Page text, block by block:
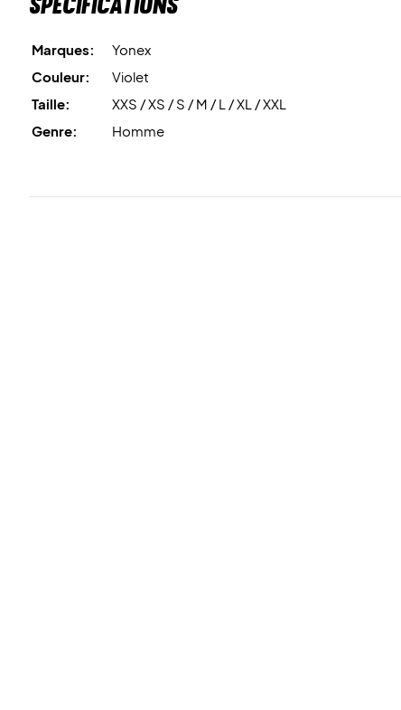
Marques:
Yonex
Couleur:
Violet
Taille:
XXS / XS / S / M / L / XL / XXL
Genre:
Homme